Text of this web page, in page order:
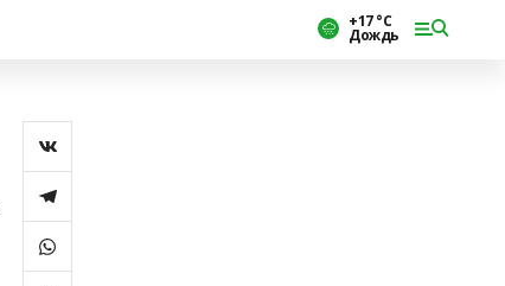
+17 °С
Дождь